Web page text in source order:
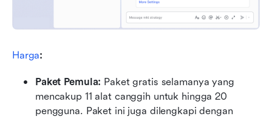
Harga:
Paket Pemula: Paket gratis selamanya yang
mencakup 11 alat canggih untuk hingga 20
pengguna. Paket ini juga dilengkapi dengan